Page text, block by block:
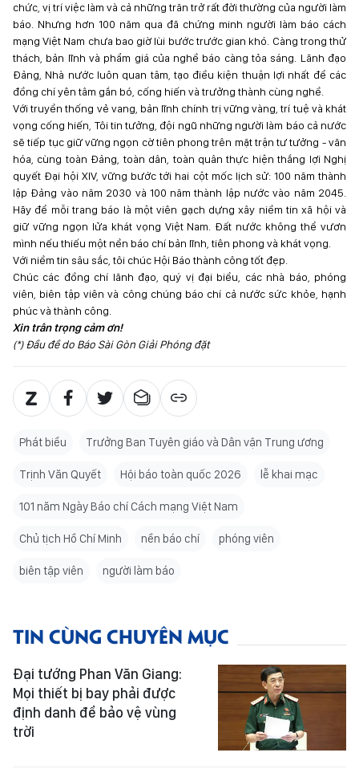
chức, vị trí việc làm và cả những trăn trở rất đời thường của người làm
báo. Nhưng hơn 100 năm qua đã chứng minh người làm báo cách
mạng Việt Nam chưa bao giờ lùi bước trước gian khó. Càng trong thử
thách, bản lĩnh và phẩm giá của nghề báo càng tỏa sáng. Lãnh đạo
Đảng, Nhà nước luôn quan tâm, tạo điều kiện thuận lợi nhất để các
đồng chí yên tâm gắn bó, cống hiến và trưởng thành cùng nghề.
Với truyền thống vẻ vang, bản lĩnh chính trị vững vàng, trí tuệ và khát
vọng cống hiến, Tôi tin tưởng, đội ngũ những người làm báo cả nước
sẽ tiếp tục giữ vững ngọn cờ tiên phong trên mặt trận tư tưởng - văn
hóa, cùng toàn Đảng, toàn dân, toàn quân thực hiện thắng lợi Nghị
quyết Đại hội XIV, vững bước tới hai cột mốc lịch sử: 100 năm thành
lập Đảng vào năm 2030 và 100 năm thành lập nước vào năm 2045.
Hãy để mỗi trang báo là một viên gạch dựng xây niềm tin xã hội và
giữ vững ngọn lửa khát vọng Việt Nam. Đất nước không thể vươn
mình nếu thiếu một nền báo chí bản lĩnh, tiên phong và khát vọng.
Với niềm tin sâu sắc, tôi chúc Hội Báo thành công tốt đẹp.
Chúc các đồng chí lãnh đạo, quý vị đại biểu, các nhà báo, phóng
viên, biên tập viên và công chúng báo chí cả nước sức khỏe, hạnh
phúc và thành công.
Xin trân trọng cảm ơn!
(*) Đầu đề do Báo Sài Gòn Giải Phóng đặt
Phát biểu Trưởng Ban Tuyên giáo và Dân vận Trung ương
Trịnh Văn Quyết Hội báo toàn quốc 2026 lễ khai mạc
101 năm Ngày Báo chí Cách mạng Việt Nam
Chủ tịch Hồ Chí Minh nền báo chí phóng viên
biên tập viên người làm báo
TIN CÙNG CHUYÊN MỤC
Đại tướng Phan Văn Giang:
Mọi thiết bị bay phải được
định danh để bảo vệ vùng
trời